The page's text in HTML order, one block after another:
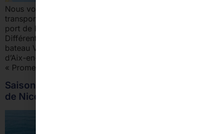
Nous vous avons répertorié les différents mode de
transports pour pouvoir rejoindre notre agence sur le
port de Nice et louer un bateau pour la journée.
Différents moyens s’offrent à vous pour venir louer un
bateau VOITURE :– Par l’autoroute > En provenance
d’Aix-en-Provence (environ 30min) : sortie 50
« Promenade des Anglais », prendre la voie rapide, […]
Saison 2020 – location de bateaux sur le port
de Nice